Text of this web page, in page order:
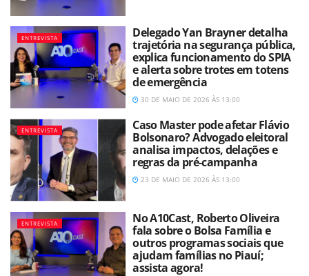
ENTREVISTA
Delegado Yan Brayner detalha
trajetória na segurança pública,
explica funcionamento do SPIA
e alerta sobre trotes em totens
de emergência
30 DE MAIO DE 2026 ÀS 13:00
ENTREVISTA
Caso Master pode afetar Flávio
Bolsonaro? Advogado eleitoral
analisa impactos, delações e
regras da pré-campanha
23 DE MAIO DE 2026 ÀS 13:00
ENTREVISTA
No A10Cast, Roberto Oliveira
fala sobre o Bolsa Família e
outros programas sociais que
ajudam famílias no Piauí;
assista agora!